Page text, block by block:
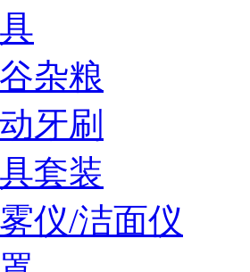
杂粮
牙刷
套装
仪/洁面仪